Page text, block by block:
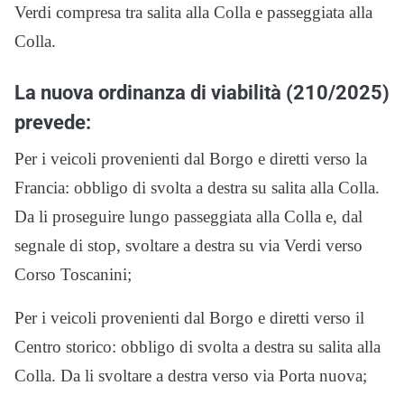
Verdi compresa tra salita alla Colla e passeggiata alla
Colla.
La nuova ordinanza di viabilità (210/2025)
prevede:
Per i veicoli provenienti dal Borgo e diretti verso la
Francia: obbligo di svolta a destra su salita alla Colla.
Da li proseguire lungo passeggiata alla Colla e, dal
segnale di stop, svoltare a destra su via Verdi verso
Corso Toscanini;
Per i veicoli provenienti dal Borgo e diretti verso il
Centro storico: obbligo di svolta a destra su salita alla
Colla. Da li svoltare a destra verso via Porta nuova;